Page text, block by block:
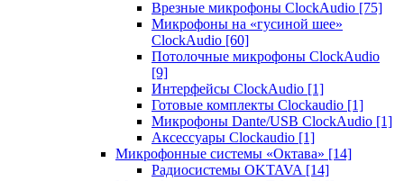
Врезные микрофоны ClockAudio [75]
Микрофоны на «гусиной шее»
ClockAudio [60]
Потолочные микрофоны ClockAudio
[9]
Интерфейсы ClockAudio [1]
Готовые комплекты Clockaudio [1]
Микрофоны Dante/USB ClockAudio [1]
Аксессуары Clockaudio [1]
Микрофонные системы «Октава» [14]
Радиосистемы OKTAVA [14]